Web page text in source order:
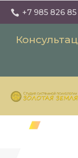
 +7 985 826 85